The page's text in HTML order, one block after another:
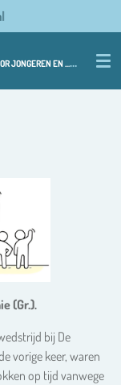
EN ................ OUDERE JONGEREN
(Gr.).
bij De
vorige keer, waren
op tijd vanwege